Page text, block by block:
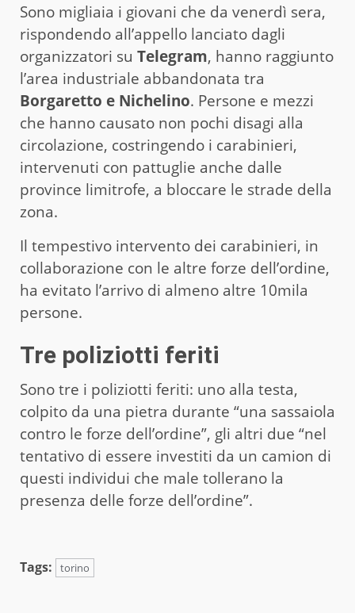
Sono migliaia i giovani che da venerdì sera,
rispondendo all’appello lanciato dagli
organizzatori su Telegram, hanno raggiunto
l’area industriale abbandonata tra
Borgaretto e Nichelino. Persone e mezzi
che hanno causato non pochi disagi alla
circolazione, costringendo i carabinieri,
intervenuti con pattuglie anche dalle
province limitrofe, a bloccare le strade della
zona.
Il tempestivo intervento dei carabinieri, in
collaborazione con le altre forze dell’ordine,
ha evitato l’arrivo di almeno altre 10mila
persone.
Tre poliziotti feriti
Sono tre i poliziotti feriti: uno alla testa,
colpito da una pietra durante “una sassaiola
contro le forze dell’ordine”, gli altri due “nel
tentativo di essere investiti da un camion di
questi individui che male tollerano la
presenza delle forze dell’ordine”.
Tags: torino